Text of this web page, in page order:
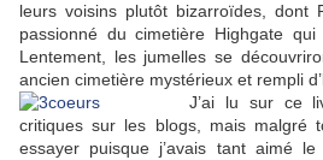
leurs voisins plutôt bizarroïdes, dont
passionné du cimetière Highgate qui
Lentement, les jumelles se
ancien cimetière mystérieux et rempli
J’ai lu sur ce
critiques sur les blogs, mais malgré
essayer puisque j’avais tant aimé